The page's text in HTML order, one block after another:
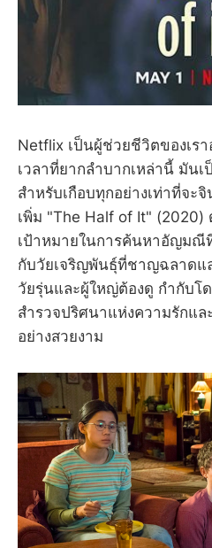
Netflix เป็นผู้ช่วยชีวิตของเร
เวลาที่ยากลำบากเหล่านี้ มันเ
สำหรับเกือบทุกอย่างเท่าที่จะ
เพิ่ม "The Half of It" (2020)
เป้าหมายในการค้นหาอัญมณี
กับวัยเจริญพันธุ์ที่ชาญฉลาดแ
วัยรุ่นและผู้ใหญ่ต้องดู กำกับโ
สำรวจปริศนาแห่งความรักแ
อย่างสวยงาม